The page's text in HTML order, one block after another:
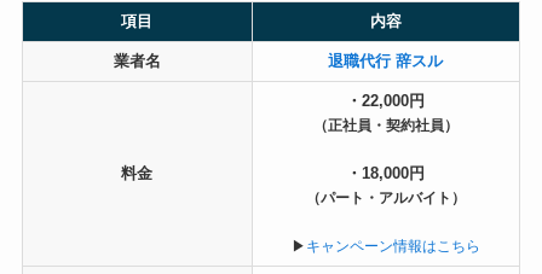
項目 内容
業者名 退職代行 辞スル
料金
・22,000円
（正社員・契約社員）
・ 18,000円
（パート・アルバイト）
▶︎ キャンペーン情報はこちら